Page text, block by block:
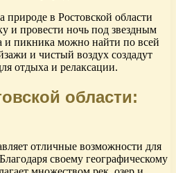
в Ростовской области
и провести ночь под звездным
и пикника можно найти по всей
и чистый воздух создадут
отдыха и релаксации.
области:
отличные возможности для
своему географическому